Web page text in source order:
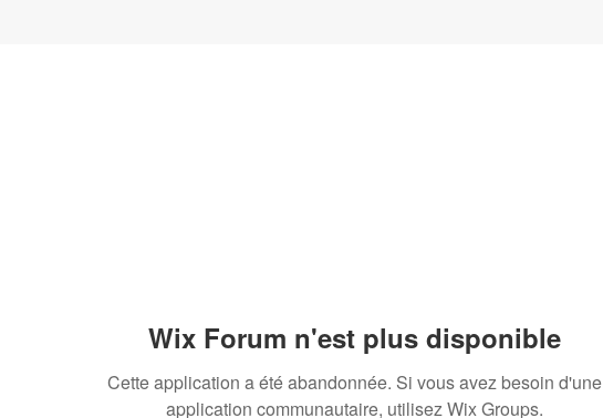
Wix Forum n'est plus disponible
Cette application a été abandonnée. Si vous avez besoin d'une
application communautaire, utilisez Wix Groups.